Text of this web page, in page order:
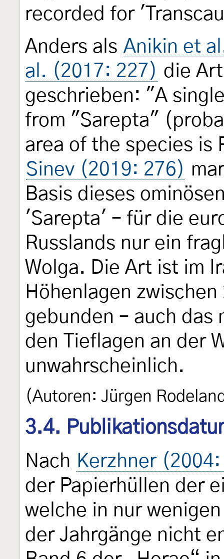
recorded for
Anders als Anikin et
al. (2017: 227) die
geschrieben: "A
from "Sarepta"
area of the species is
Sinev (2019: 276)
Basis dieses
'Sarepta' – für die
Russlands nur ein
Wolga. Die Art ist im
Höhenlagen
gebunden – auch das
den Tieflagen an der
unwahrscheinlich.
(Autoren: Jürgen
3.4.
Nach Kerzhner
der Papierhüllen der
welche in nur
der Jahrgänge nicht